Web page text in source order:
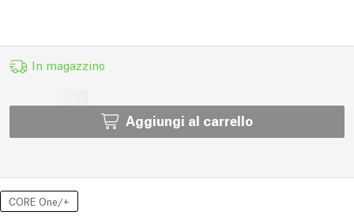
In magazzino
Aggiungi al carrello
CORE One/+